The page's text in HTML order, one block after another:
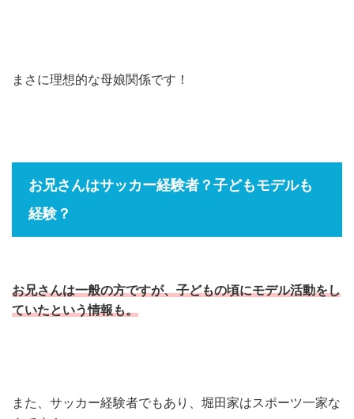
まさに理想的な母娘関係です！
お兄さんはサッカー経験者？子どもモデルも
経験？
お兄さんは一般の方ですが、子どもの頃にモデル活動をし
ていたという情報も。
また、サッカー経験者でもあり、堀田家はスポーツ一家な